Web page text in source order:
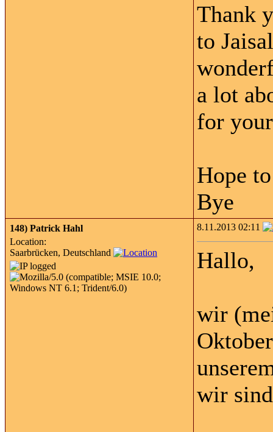
Thank
to
a lot
for
Hope
Bye
148) Patrick Hahl
Location:
Saarbrücken, Deutschland
8.11.2013 02:11
Hallo,
wir
wir